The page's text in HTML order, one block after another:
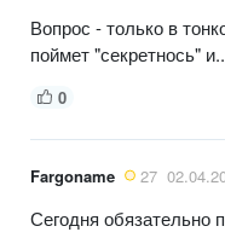
Вопрос - только в
поймет "секретнось"
0
Fargoname 27
Сегодня обязательно